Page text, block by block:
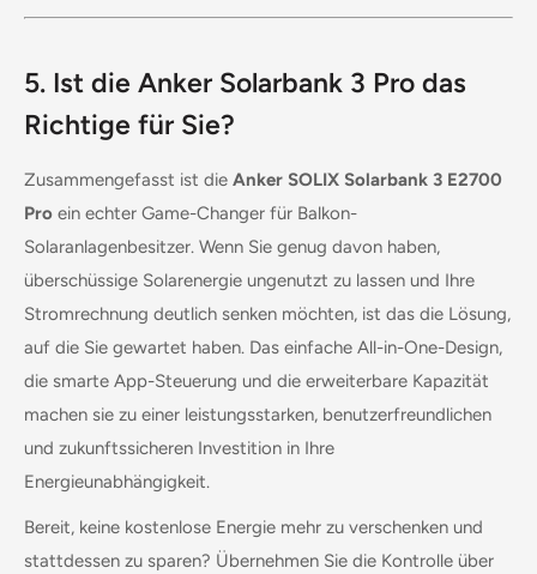
5. Ist die Anker Solarbank 3 Pro das
Richtige für Sie?
Zusammengefasst ist die Anker SOLIX Solarbank 3 E2700
Pro ein echter Game-Changer für Balkon-
Solaranlagenbesitzer. Wenn Sie genug davon haben,
überschüssige Solarenergie ungenutzt zu lassen und Ihre
Stromrechnung deutlich senken möchten, ist das die Lösung,
auf die Sie gewartet haben. Das einfache All-in-One-Design,
die smarte App-Steuerung und die erweiterbare Kapazität
machen sie zu einer leistungsstarken, benutzerfreundlichen
und zukunftssicheren Investition in Ihre
Energieunabhängigkeit.
Bereit, keine kostenlose Energie mehr zu verschenken und
stattdessen zu sparen? Übernehmen Sie die Kontrolle über